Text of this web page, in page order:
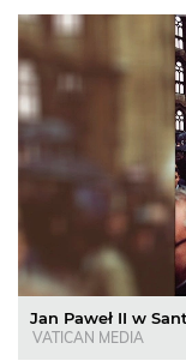
Jan Paweł II w
VATICAN MEDIA